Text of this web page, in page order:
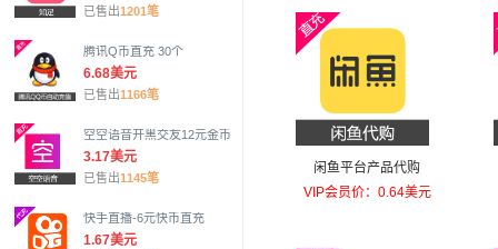
已售出1201笔
腾讯Q币直充 30个
6.68美元
已售出1166笔
空空语音开黑交友12元金币
3.17美元
已售出1145笔
快手直播-6元快币直充
1.67美元
闲鱼平台产品代购
VIP会员价：0.64美元